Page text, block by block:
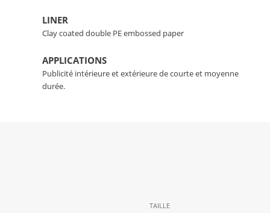
LINER
Clay coated double PE embossed paper
APPLICATIONS
Publicité intérieure et extérieure de courte et moyenne
durée.
TAILLE